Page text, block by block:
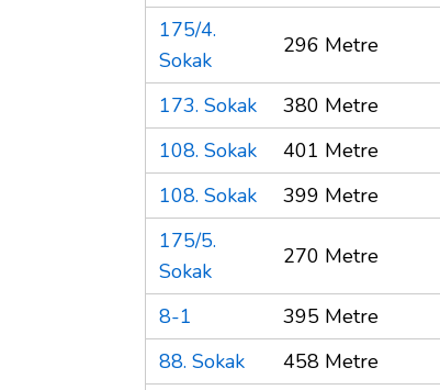
175/4.
Sokak
296 Metre
173. Sokak
380 Metre
108. Sokak
401 Metre
108. Sokak
399 Metre
175/5.
Sokak
270 Metre
8-1
395 Metre
88. Sokak
458 Metre